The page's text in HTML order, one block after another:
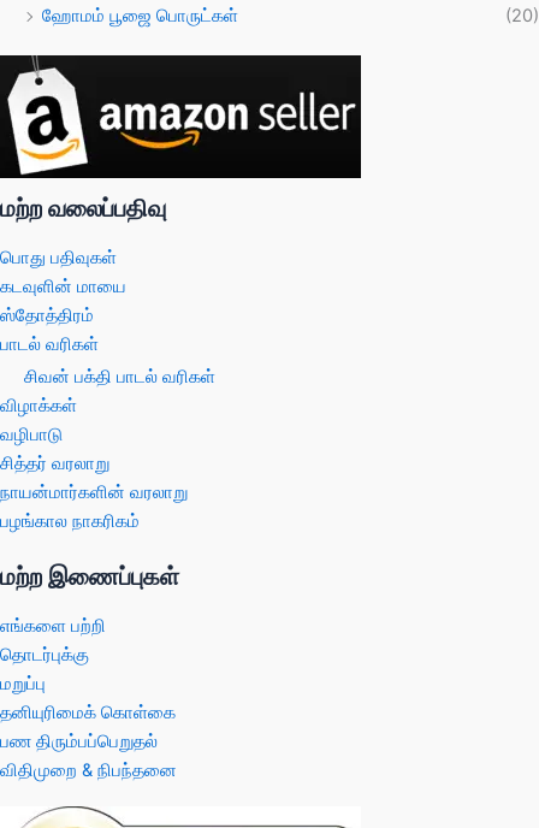
ஹோமம் பூஜை பொருட்கள்
(20)
மற்ற வலைப்பதிவு
பொது பதிவுகள்
கடவுளின் மாயை
ஸ்தோத்திரம்
பாடல் வரிகள்
சிவன் பக்தி பாடல் வரிகள்
விழாக்கள்
வழிபாடு
சித்தர் வரலாறு
நாயன்மார்களின் வரலாறு
பழங்கால நாகரிகம்
மற்ற இணைப்புகள்
எங்களை பற்றி
தொடர்புக்கு
மறுப்பு
தனியுரிமைக் கொள்கை
பண திரும்பப்பெறுதல்
விதிமுறை & நிபந்தனை